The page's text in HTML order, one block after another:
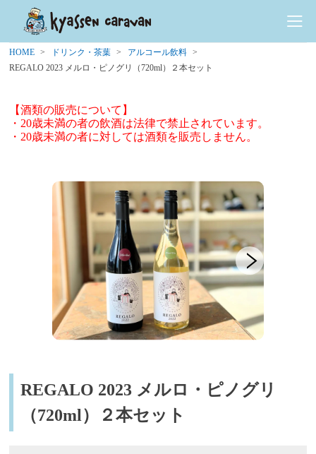
HOME ドリンク・茶葉
アルコール飲料
REGALO 2023 メルロ・ピノグリ（720ml）２本セット
【酒類の販売について】
・20歳未満の者の飲酒は法律で禁止されています。
・20歳未満の者に対しては酒類を販売しません。
REGALO 2023 メルロ・ピノグリ
（720ml）２本セット